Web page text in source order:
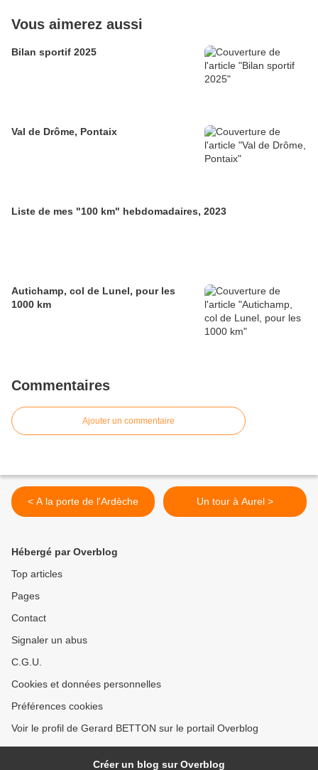
Vous aimerez aussi
Bilan sportif 2025
Val de Drôme, Pontaix
Liste de mes "100 km" hebdomadaires, 2023
Autichamp, col de Lunel, pour les
1000 km
Commentaires
Ajouter un commentaire
< A la porte de l'Ardèche Un tour à Aurel >
Hébergé par Overblog
Top articles
Pages
Contact
Signaler un abus
C.G.U.
Cookies et données personnelles
Préférences cookies
Voir le profil de Gerard BETTON sur le portail Overblog
Créer un blog sur Overblog